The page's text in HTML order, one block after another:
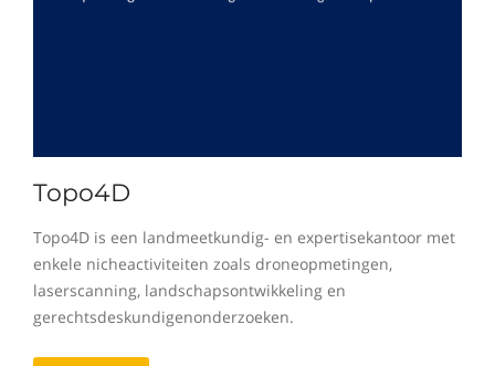
Topo4D
Topo4D is een landmeetkundig- en expertisekantoor met
enkele nicheactiviteiten zoals droneopmetingen,
laserscanning, landschapsontwikkeling en
gerechtsdeskundigenonderzoeken.